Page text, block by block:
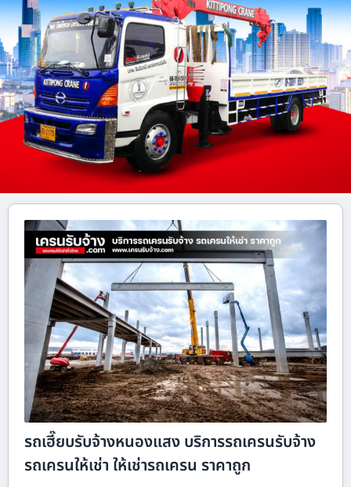
รถเฮี๊ยบรับจ้างหนองแสง บริการรถเครนรับจ้าง
รถเครนให้เช่า ให้เช่ารถเครน ราคาถูก